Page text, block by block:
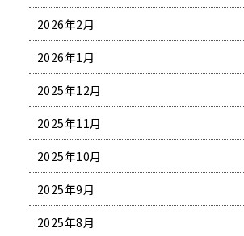
2026年2月
2026年1月
2025年12月
2025年11月
2025年10月
2025年9月
2025年8月